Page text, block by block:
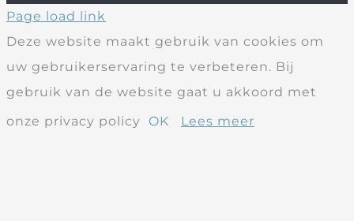
Page load link
Deze website maakt gebruik van cookies om
uw gebruikerservaring te verbeteren. Bij
gebruik van de website gaat u akkoord met
onze privacy policy
OK Lees meer